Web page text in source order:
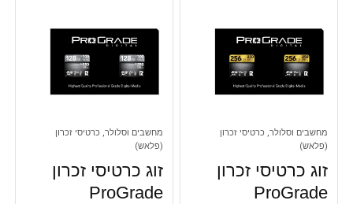
מחשבים וסלולר, כרטיסי זכרון
(פלאש)
זוג כרטיסי זכרון
ProGrade
מחשבים וסלולר, כרטיסי זכרון
(פלאש)
זוג כרטיסי זכרון
ProGrade